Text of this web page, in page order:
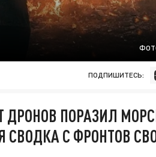
ПОДПИШИТЕСЬ:
ПОРАЗИЛ
С ФРОНТОВ